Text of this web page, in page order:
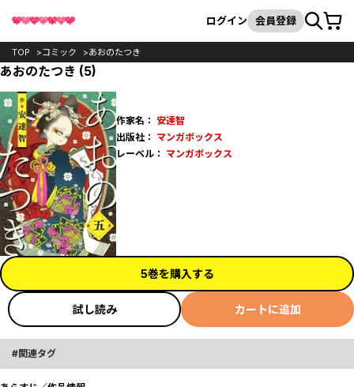
検索
ログイン 会員登録カート
TOP コミック あおのたつき
あおのたつき (5)
作家名： 安達智
出版社： マンガボックス
レーベル： マンガボックス
5巻を購入する
試し読み カートに追加
関連タグ